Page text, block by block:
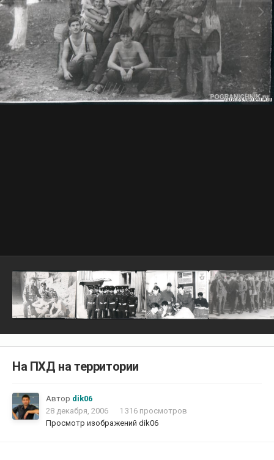
На ПХД на территории
Автор dik06
28 декабря, 2006
1 316 просмотров
Просмотр изображений dik06